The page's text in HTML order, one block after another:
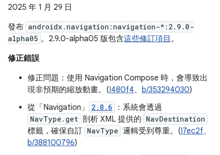
2025 年 1 月 29 日
發布 androidx.navigation:navigation-*:2.9.0-
alpha05 。2.9.0-alpha05 版包含這些修訂項目 。
修正錯誤
修正問題：使用 Navigation Compose 時，會導致出
現非預期的縮放動畫。(I480f4、 b/353294030)
從「Navigation」
2.8.6 ：系統會透過
NavType.get 剖析 XML 提供的 NavDestination
標籤，確保自訂 NavType 邏輯受到尊重。(I7ec2f、
b/388100796)